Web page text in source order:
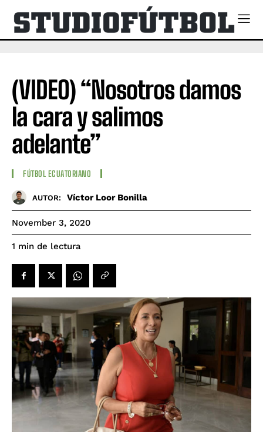
(VIDEO) “Nosotros damos
la cara y salimos
adelante”
FÚTBOL ECUATORIANO
AUTOR: Víctor Loor Bonilla
November 3, 2020
1 min de lectura